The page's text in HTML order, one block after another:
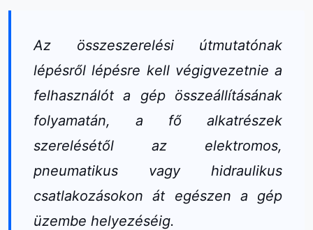
Az összeszerelési útmutatónak
lépésről lépésre kell végigvezetnie a
felhasználót a gép összeállításának
folyamatán, a fő alkatrészek
szerelésétől az elektromos,
pneumatikus vagy hidraulikus
csatlakozásokon át egészen a gép
üzembe helyezéséig.